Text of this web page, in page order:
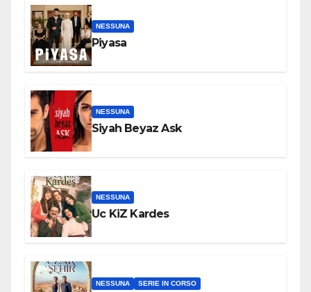
NESSUNA
Piyasa
NESSUNA
Siyah Beyaz Ask
NESSUNA
Uc KiZ Kardes
NESSUNA SERIE IN CORSO